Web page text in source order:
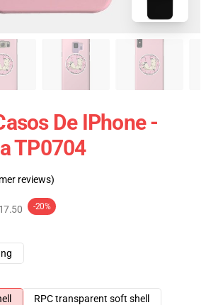
De IPhone -
TP0704
reviews)
-20%
RPC transparent soft shell